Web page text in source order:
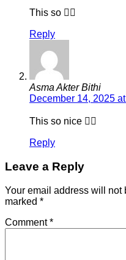
This so 👍🏻
Reply
Asma Akter Bithi
December 14, 2025
This so nice 👍🏻
Reply
Leave a Reply
Your email address will not
marked *
Comment*